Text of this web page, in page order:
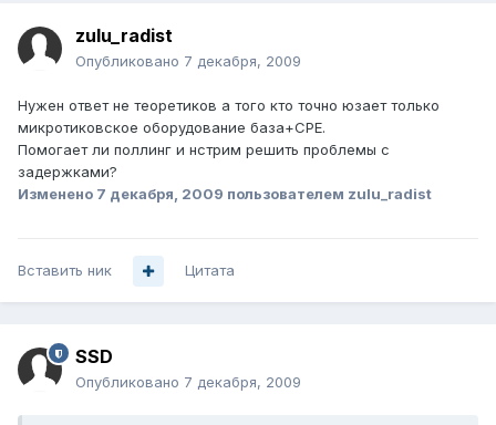
zulu_radist
Опубликовано 7 декабря, 2009
Нужен ответ не теоретиков а того кто точно юзает только
микротиковское оборудование база+СРЕ.
Помогает ли поллинг и нстрим решить проблемы с
задержками?
Изменено 7 декабря, 2009 пользователем zulu_radist
Вставить ник Цитата
SSD
Опубликовано 7 декабря, 2009